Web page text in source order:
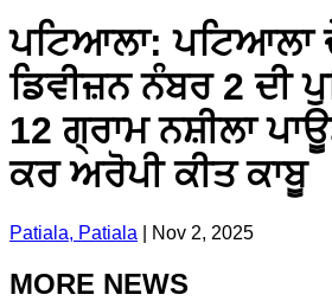
ਪਟਿਆਲਾ: ਪਟਿਆਲਾ
ਡਿਵੀਜ਼ਨ ਨੰਬਰ 2 ਦੀ
12 ਗ੍ਰਾਮ ਨਸ਼ੀਲਾ
ਕਰ ਅਰੋਪੀ ਕੀਤ ਕਾਬੂ
Patiala, Patiala Nov 2, 2025
MORE NEWS